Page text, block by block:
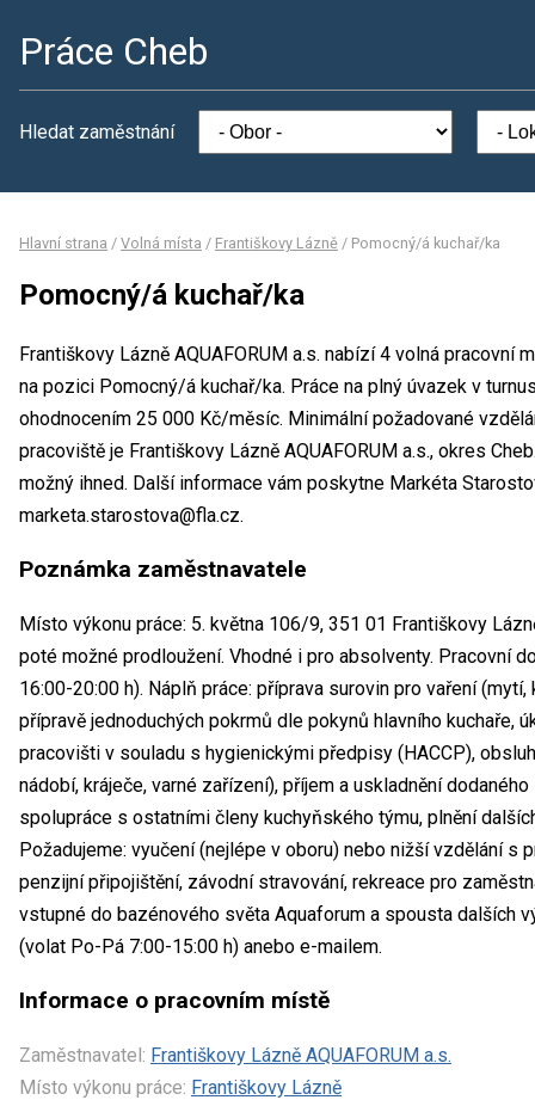
Práce Cheb
Hledat zaměstnání
Hlavní strana / Volná místa / Františkovy Lázně / Pomocný/á kuchař/ka
Pomocný/á kuchař/ka
Františkovy Lázně AQUAFORUM a.s. nabízí 4 volná pracovní
na pozici Pomocný/á kuchař/ka. Práce na plný úvazek v
ohodnocením 25 000 Kč/měsíc. Minimální požadované
pracoviště je Františkovy Lázně AQUAFORUM a.s., okres
možný ihned. Další informace vám poskytne Markéta
marketa.starostova@fla.cz.
Poznámka zaměstnavatele
Místo výkonu práce: 5. května 106/9, 351 01 Františkovy
poté možné prodloužení. Vhodné i pro absolventy. Pracovní
16:00-20:00 h). Náplň práce: příprava surovin pro vaření
přípravě jednoduchých pokrmů dle pokynů hlavního kuchaře,
pracovišti v souladu s hygienickými předpisy (HACCP),
nádobí, kráječe, varné zařízení), příjem a uskladnění
spolupráce s ostatními členy kuchyňského týmu, plnění
Požadujeme: vyučení (nejlépe v oboru) nebo nižší vzdělání s
penzijní připojištění, závodní stravování, rekreace pro
vstupné do bazénového světa Aquaforum a spousta dalších
(volat Po-Pá 7:00-15:00 h) anebo e-mailem.
Informace o pracovním místě
Zaměstnavatel: Františkovy Lázně AQUAFORUM a.s.
Místo výkonu práce: Františkovy Lázně